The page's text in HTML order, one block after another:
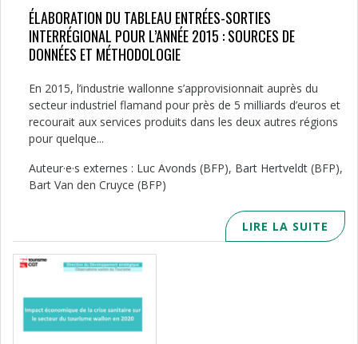
ÉLABORATION DU TABLEAU ENTRÉES-SORTIES
INTERRÉGIONAL POUR L’ANNÉE 2015 : SOURCES DE
DONNÉES ET MÉTHODOLOGIE
En 2015, l’industrie wallonne s’approvisionnait auprès du
secteur industriel flamand pour près de 5 milliards d’euros et
recourait aux services produits dans les deux autres régions
pour quelque...
Auteur·e·s externes : Luc Avonds (BFP), Bart Hertveldt (BFP),
Bart Van den Cruyce (BFP)
LIRE LA SUITE